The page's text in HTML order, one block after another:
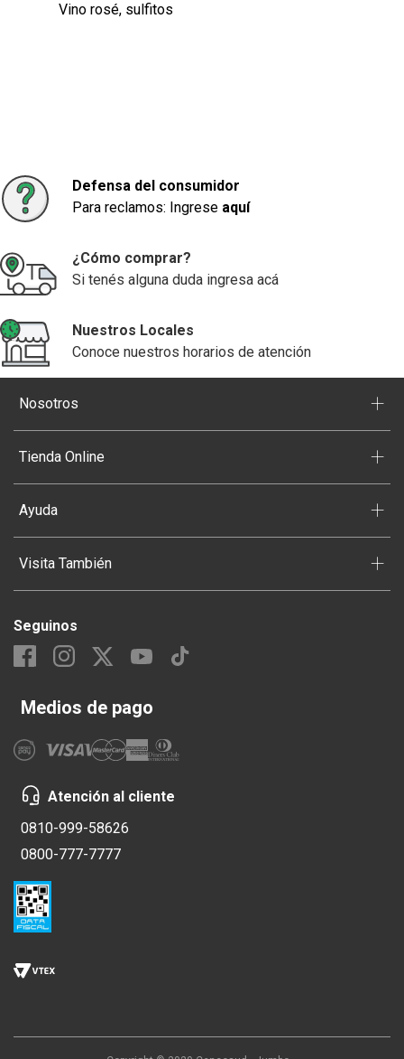
Vino rosé, sulfitos
Defensa del consumidor
Para reclamos: Ingrese aquí
¿Cómo comprar?
Si tenés alguna duda ingresa acá
Nuestros Locales
Conoce nuestros horarios de atención
Nosotros +
Tienda Online +
Ayuda +
Visita También +
Seguinos
Medios de pago
Atención al cliente
0810-999-58626
0800-777-7777